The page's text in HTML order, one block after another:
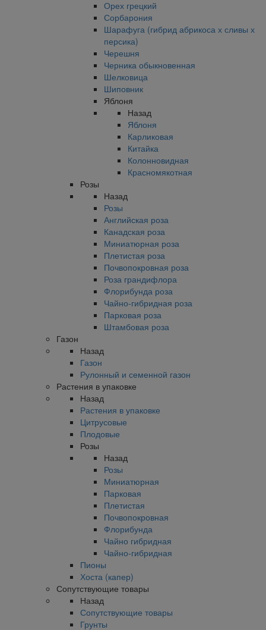
Орех грецкий
Сорбарония
Шарафуга (гибрид абрикоса х сливы х
персика)
Черешня
Черника обыкновенная
Шелковица
Шиповник
Яблоня
Назад
Яблоня
Карликовая
Китайка
Колонновидная
Красномякотная
Розы
Назад
Розы
Английская роза
Канадская роза
Миниатюрная роза
Плетистая роза
Почвопокровная роза
Роза грандифлора
Флорибунда роза
Чайно-гибридная роза
Парковая роза
Штамбовая роза
Газон
Назад
Газон
Рулонный и семенной газон
Растения в упаковке
Назад
Растения в упаковке
Цитрусовые
Плодовые
Розы
Назад
Розы
Миниатюрная
Парковая
Плетистая
Почвопокровная
Флорибунда
Чайно гибридная
Чайно-гибридная
Пионы
Хоста (капер)
Сопутствующие товары
Назад
Сопутствующие товары
Грунты